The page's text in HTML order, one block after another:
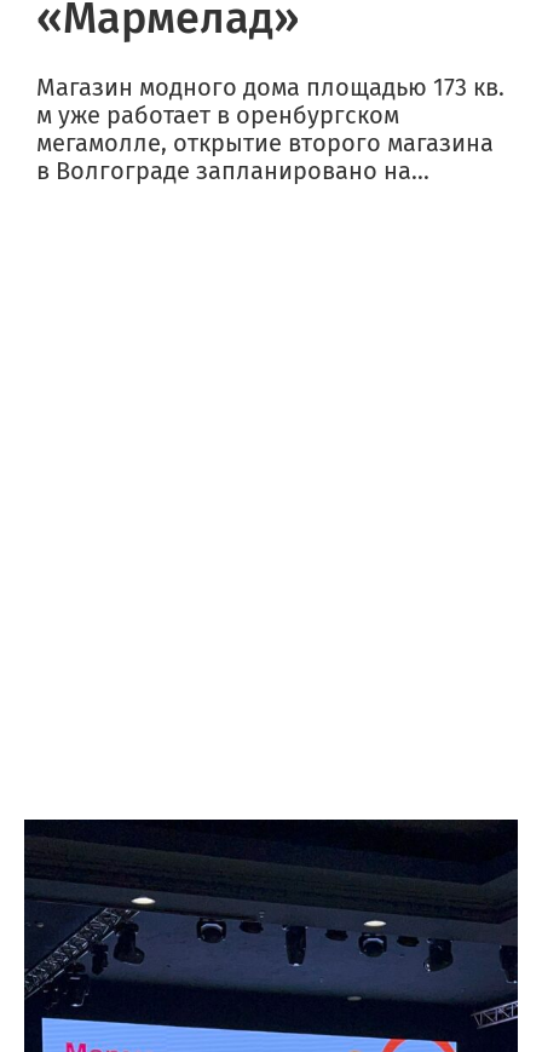
«Мармелад»
Магазин модного дома площадью 173 кв.
м уже работает в оренбургском
мегамолле, открытие второго магазина
в Волгограде запланировано на...